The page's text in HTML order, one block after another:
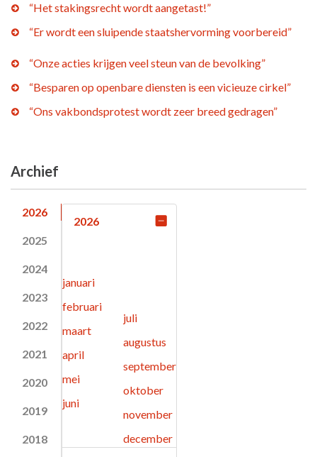
“Het stakingsrecht wordt aangetast!”
“Er wordt een sluipende staatshervorming voorbereid”
“Onze acties krijgen veel steun van de bevolking”
“Besparen op openbare diensten is een vicieuze cirkel”
“Ons vakbondsprotest wordt zeer breed gedragen”
Archief
2026
2025
2024
2023
2022
2021
2020
2019
2018
2026
januari
februari
maart
april
mei
juni
juli
augustus
september
oktober
november
december